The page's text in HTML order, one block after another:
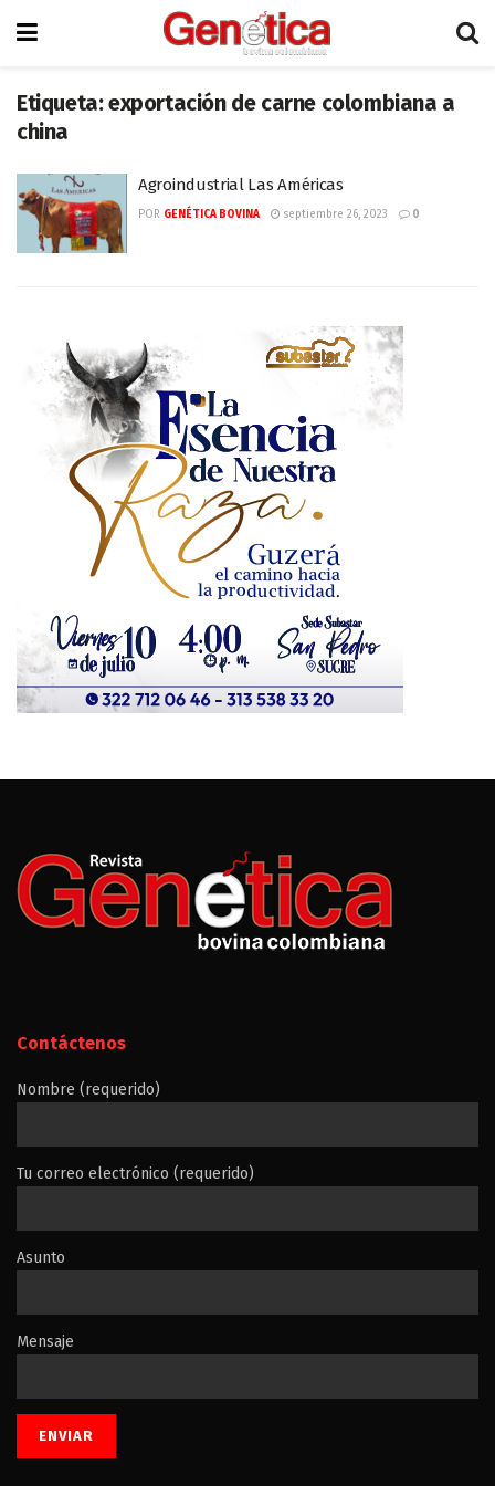
Etiqueta:exportación de carne colombiana a
china
Agroindustrial Las Américas
POR GENÉTICA BOVINA septiembre 26, 2023 0
Contáctenos
Nombre (requerido)
Tu correo electrónico (requerido)
Asunto
Mensaje